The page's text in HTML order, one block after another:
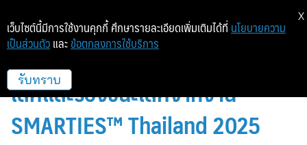
AnyMind Group คว้ารางวัลชนะ
เลิศและรองชนะเลิศจากงาน
SMARTIES™ Thailand 2025
เว็บไซต์นี้มีการใช้งานคุกกี้ ศึกษารายละเอียดเพิ่มเติมได้ที่ นโยบายความ
เป็นส่วนตัว และ ข้อตกลงการใช้บริการ
รับทราบ
X